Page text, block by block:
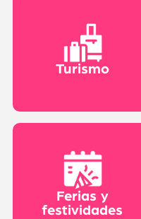
Turismo
Ferias y
festividades